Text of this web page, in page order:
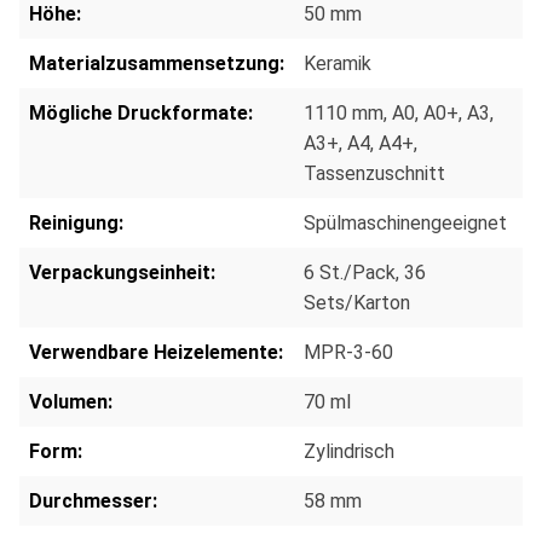
Höhe: 50 mm
Materialzusammensetzung: Keramik
Mögliche Druckformate: 1110 mm, A0, A0+, A3,
A3+, A4, A4+,
Tassenzuschnitt
Reinigung: Spülmaschinengeeignet
Verpackungseinheit: 6 St./Pack, 36
Sets/Karton
Verwendbare Heizelemente: MPR-3-60
Volumen: 70 ml
Form: Zylindrisch
Durchmesser: 58 mm